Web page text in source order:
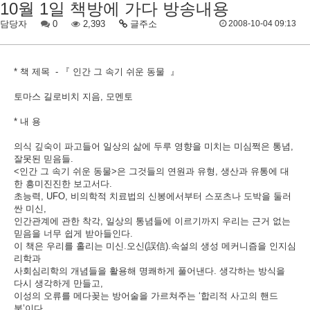
10월 1일 책방에 가다 방송내용
담당자 0 2,393 글주소 2008-10-04 09:13
* 책 제목 - 『 인간 그 속기 쉬운 동물 』
토마스 길로비치 지음, 모멘토
* 내 용
의식 깊숙이 파고들어 일상의 삶에 두루 영향을 미치는 미심쩍은 통념,
잘못된 믿음들.
<인간 그 속기 쉬운 동물>은 그것들의 연원과 유형, 생산과 유통에 대
한 흥미진진한 보고서다.
초능력, UFO, 비의학적 치료법의 신봉에서부터 스포츠나 도박을 둘러
싼 미신,
인간관계에 관한 착각, 일상의 통념들에 이르기까지 우리는 근거 없는
믿음을 너무 쉽게 받아들인다.
이 책은 우리를 홀리는 미신.오신(誤信).속설의 생성 메커니즘을 인지심
리학과
사회심리학의 개념들을 활용해 명쾌하게 풀어낸다. 생각하는 방식을
다시 생각하게 만들고,
이성의 오류를 메다꽂는 방어술을 가르쳐주는 ‘합리적 사고의 핸드